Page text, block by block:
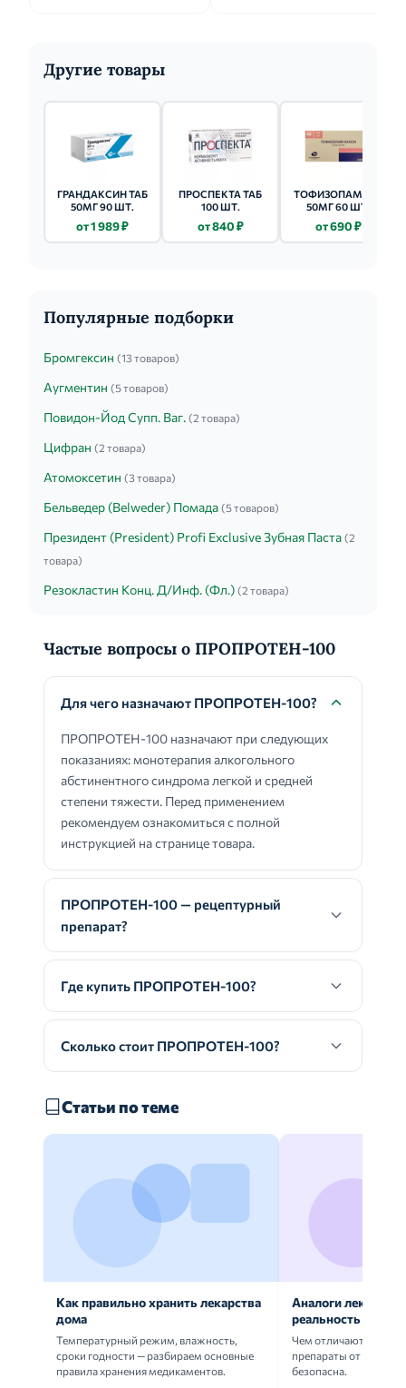
Другие товары
ГРАНДАКСИН ТАБ
50МГ 90 ШТ.
от 1 989 ₽
ПРОСПЕКТА ТАБ
100 ШТ.
от 840 ₽
ТОФИЗОПАМ ТАБ
50МГ 60 ШТ.
от 690 ₽
Популярные подборки
Бромгексин (13 товаров)
Аугментин (5 товаров)
Повидон-Йод Супп. Ваг. (2 товара)
Цифран (2 товара)
Атомоксетин (3 товара)
Бельведер (Belweder) Помада (5 товаров)
Президент (President) Profi Exclusive Зубная Паста (2
товара)
Резокластин Конц. Д/Инф. (Фл.) (2 товара)
Частые вопросы о ПРОПРОТЕН-100
Для чего назначают ПРОПРОТЕН-100?
ПРОПРОТЕН-100 назначают при следующих
показаниях: монотерапия алкогольного
абстинентного синдрома легкой и средней
степени тяжести. Перед применением
рекомендуем ознакомиться с полной
инструкцией на странице товара.
ПРОПРОТЕН-100 — рецептурный
препарат?
Где купить ПРОПРОТЕН-100?
Сколько стоит ПРОПРОТЕН-100?
Статьи по теме
Как правильно хранить лекарства
дома
Температурный режим, влажность,
сроки годности — разбираем основные
правила хранения медикаментов.
Аналоги
реальность
Чем отличаются
препараты от
безопасна.